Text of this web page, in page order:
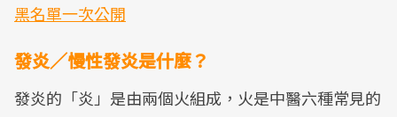
黑名單一次公開
發炎／慢性發炎是什麼？
發炎的「炎」是由兩個火組成，火是中醫六種常見的